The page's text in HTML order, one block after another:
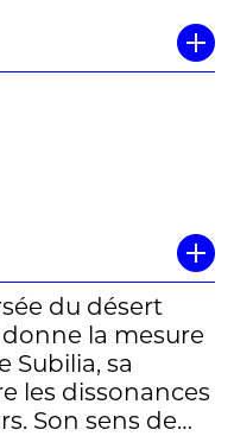
du désert
la mesure
Subilia, sa
les dissonances
Son sens de